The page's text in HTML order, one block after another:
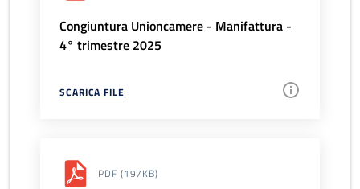
Congiuntura Unioncamere - Manifattura -
4° trimestre 2025
SCARICA FILE
PDF (197KB)